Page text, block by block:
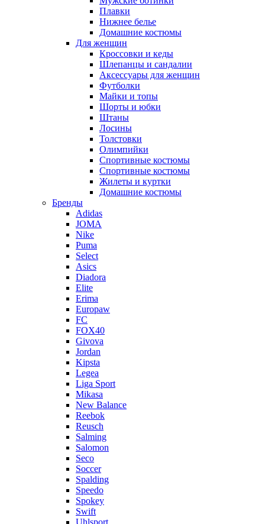
Плавки
Нижнее белье
Домашние костюмы
Для женщин
Кроссовки и кеды
Шлепанцы и сандалии
Аксессуары для женщин
Футболки
Майки и топы
Шорты и юбки
Штаны
Лосины
Толстовки
Олимпийки
Спортивные костюмы
Спортивные костюмы
Жилеты и куртки
Домашние костюмы
Бренды
Adidas
JOMA
Nike
Puma
Select
Asics
Diadora
Elite
Erima
Europaw
FC
FOX40
Givova
Jordan
Kipsta
Legea
Liga Sport
Mikasa
New Balance
Reebok
Reusch
Salming
Salomon
Seco
Soccer
Spalding
Speedo
Spokey
Swift
Uhlsport